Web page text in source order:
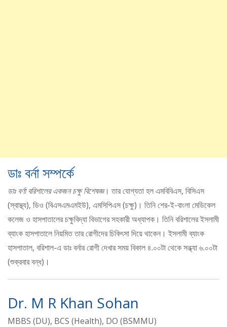
ডাঃ বর্না সম্পর্কে
ডাঃ বর্ণা বরিশালের একজন চক্ষু বিশেষজ্ঞ। তার যোগ্যতা হল এমবিবিএস, বিসিএস
(স্বাস্থ্য), ডিও (বিএসএমএমইউ), এমসিপিএস (চক্ষু)। তিনি শের-ই-বাংলা মেডিকেল
কলেজ ও হাসপাতালের চক্ষুবিদ্যা বিভাগের সহকারী অধ্যাপক। তিনি বরিশালের ইসলামী
ব্যাংক হাসপাতালে নিয়মিত তার রোগীদের চিকিৎসা দিয়ে থাকেন। ইসলামী ব্যাংক
হাসপাতাল, বরিশাল-এ ডাঃ বর্নার রোগী দেখার সময় বিকাল ৪.০০টা থেকে সন্ধ্যা ৬.০০টা
(শুক্রবার বন্ধ)।
Dr. M R Khan Sohan
MBBS (DU), BCS (Health), DO (BSMMU)